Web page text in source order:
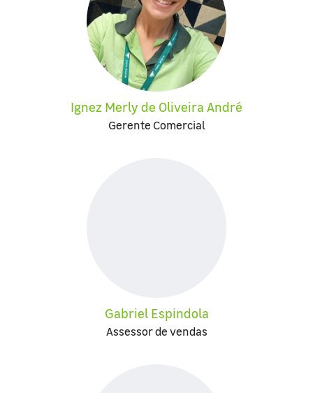
Ignez Merly de Oliveira André
Gerente Comercial
Gabriel Espindola
Assessor de vendas